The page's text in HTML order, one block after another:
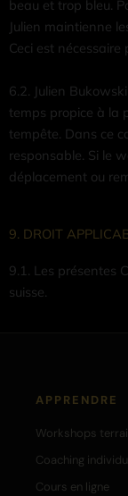
beau et trop bleu.
Julien maintienne
Ceci est
6.2. Julien
temps propice à la
tempête. Dans ce
responsable. Si le
déplacement ou
9. DROIT
9.1. Les présentes
suisse.
APPRENDRE
Workshops
Coaching
Cours en ligne